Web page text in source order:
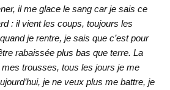
il me glace le sang car je sais ce
: il vient les coups, toujours les
je rentre, je sais que c’est pour
rabaissée plus bas que terre. La
trousses, tous les jours je me
je ne veux plus me battre, je